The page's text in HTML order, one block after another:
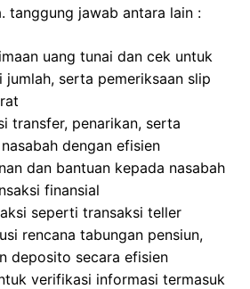
tanggung jawab antara lain :
uang tunai dan cek untuk
serta pemeriksaan slip
transfer, penarikan, serta
dengan efisien
dan bantuan kepada nasabah
finansial
seperti transaksi teller
rencana tabungan pensiun,
deposito secara efisien
verifikasi informasi termasuk